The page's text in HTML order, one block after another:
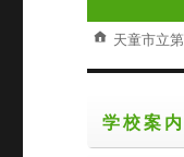
天童市立
学校案内